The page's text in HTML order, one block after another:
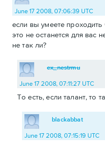
June 17 2008, 07:06:39 UTC
если вы умеете проходить
это не останется для вас
не так ли?
ex_nestrmu
June 17 2008, 07:11:27 UTC
То есть, если талант, то
blackabbat
June 17 2008, 07:15:19 UTC